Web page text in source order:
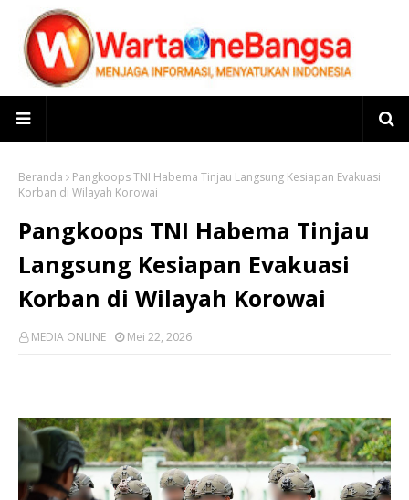
Beranda
Pangkoops TNI Habema Tinjau Langsung Kesiapan Evakuasi
Korban di Wilayah Korowai
Pangkoops TNI Habema Tinjau
Langsung Kesiapan Evakuasi
Korban di Wilayah Korowai
MEDIA ONLINE Mei 22, 2026